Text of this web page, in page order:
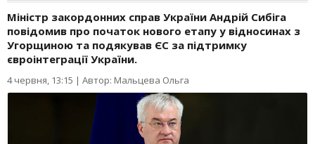
Міністр закордонних справ України Андрій Сибіга
повідомив про початок нового етапу у відносинах з
Угорщиною та подякував ЄС за підтримку
євроінтеграції України.
4 червня, 13:15 | Автор: Мальцева Ольга